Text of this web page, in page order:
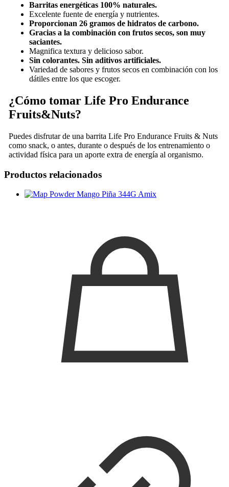
Barritas energéticas 100% naturales.
Excelente fuente de energía y nutrientes.
Proporcionan 26 gramos de hidratos de carbono.
Gracias a la combinación con frutos secos, son muy
saciantes.
Magnifica textura y delicioso sabor.
Sin colorantes. Sin aditivos artificiales.
Variedad de sabores y frutos secos en combinación con los
dátiles entre los que escoger.
¿Cómo tomar Life Pro Endurance
Fruits&Nuts?
Puedes disfrutar de una barrita Life Pro Endurance Fruits & Nuts
como snack, o antes, durante o después de los entrenamiento o
actividad física para un aporte extra de energía al organismo.
Productos relacionados